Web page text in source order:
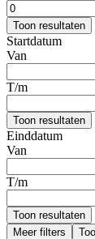
Toon resultaten
Startdatum
Van
T/m
Toon resultaten
Einddatum
Van
T/m
Toon resultaten
Meer filters